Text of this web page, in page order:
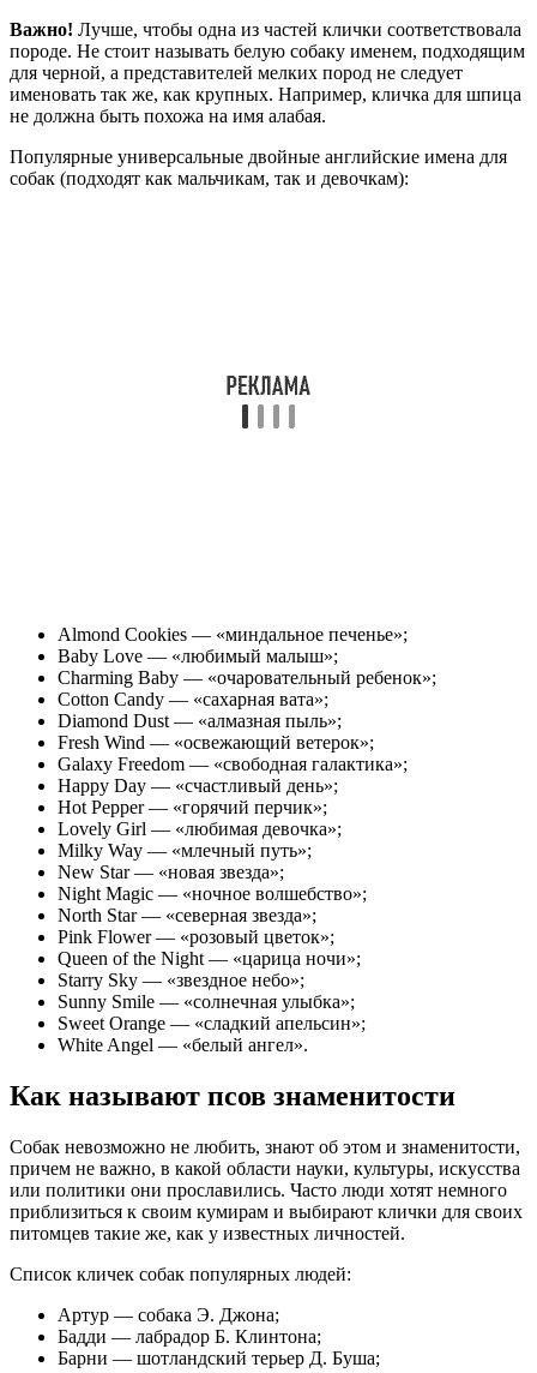
Важно! Лучше, чтобы одна из частей клички соответствовала
породе. Не стоит называть белую собаку именем, подходящим
для черной, а представителей мелких пород не следует
именовать так же, как крупных. Например, кличка для шпица
не должна быть похожа на имя алабая.
Популярные универсальные двойные английские имена для
собак (подходят как мальчикам, так и девочкам):
Almond Cookies — «миндальное печенье»;
Baby Love — «любимый малыш»;
Charming Baby — «очаровательный ребенок»;
Cotton Candy — «сахарная вата»;
Diamond Dust — «алмазная пыль»;
Fresh Wind — «освежающий ветерок»;
Galaxy Freedom — «свободная галактика»;
Happy Day — «счастливый день»;
Hot Pepper — «горячий перчик»;
Lovely Girl — «любимая девочка»;
Milky Way — «млечный путь»;
New Star — «новая звезда»;
Night Magic — «ночное волшебство»;
North Star — «северная звезда»;
Pink Flower — «розовый цветок»;
Queen of the Night — «царица ночи»;
Starry Sky — «звездное небо»;
Sunny Smile — «солнечная улыбка»;
Sweet Orange — «сладкий апельсин»;
White Angel — «белый ангел».
Как называют псов знаменитости
Собак невозможно не любить, знают об этом и знаменитости,
причем не важно, в какой области науки, культуры, искусства
или политики они прославились. Часто люди хотят немного
приблизиться к своим кумирам и выбирают клички для своих
питомцев такие же, как у известных личностей.
Список кличек собак популярных людей:
Артур — собака Э. Джона;
Бадди — лабрадор Б. Клинтона;
Барни — шотландский терьер Д. Буша;